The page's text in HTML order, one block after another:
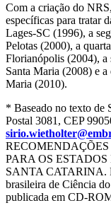
Com a criação do
específicas para tratar
Lages-SC (1996), a
Pelotas (2000), a
Florianópolis (2004), a
Santa Maria (2008) e
Maria (2010).
* Baseado no texto de
Postal 3081, CEP
PARA OS
SANTA CATARINA.
brasileira de Ciência
publicada em CD-